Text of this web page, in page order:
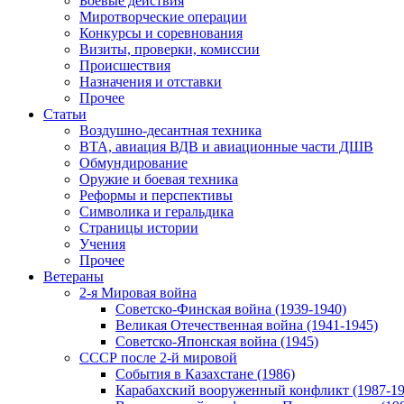
Миротворческие операции
Конкурсы и соревнования
Визиты, проверки, комиссии
Происшествия
Назначения и отставки
Прочее
Статьи
Воздушно-десантная техника
ВТА, авиация ВДВ и авиационные части ДШВ
Обмундирование
Оружие и боевая техника
Реформы и перспективы
Символика и геральдика
Страницы истории
Учения
Прочее
Ветераны
2-я Мировая война
Советско-Финская война (1939-1940)
Великая Отечественная война (1941-1945)
Советско-Японская война (1945)
СССР после 2-й мировой
События в Казахстане (1986)
Карабахский вооруженный конфликт (1987-